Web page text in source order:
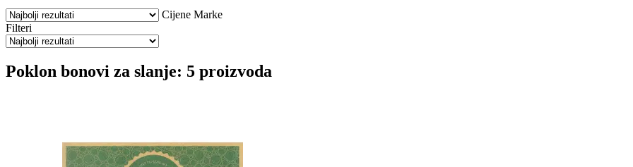
Cijene Marke
Filteri
Poklon bonovi za slanje: 5 proizvoda